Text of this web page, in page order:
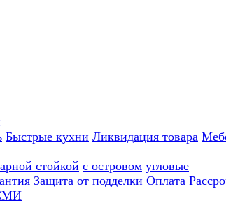
Быстрые кухни Ликвидация товара
стойкой с островом угловые
Защита от подделки Оплата